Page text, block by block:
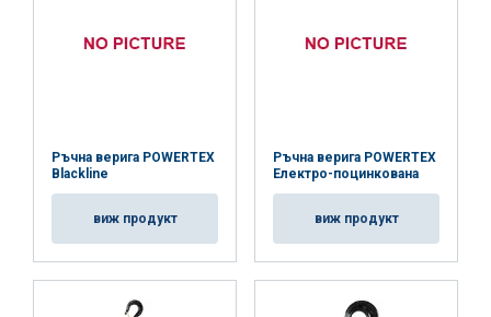
Ръчна верига POWERTEX
Blackline
виж продукт
Ръчна верига POWERTEX
Електро-поцинкована
виж продукт